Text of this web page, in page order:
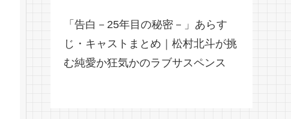
「告白－25年目の秘密－」あらす
じ・キャストまとめ｜松村北斗が挑
む純愛か狂気かのラブサスペンス